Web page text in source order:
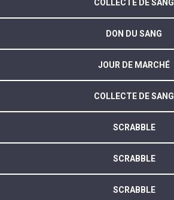
COLLECTE DE SANG
DON DU SANG
JOUR DE MARCHÉ
COLLECTE DE SANG
SCRABBLE
SCRABBLE
SCRABBLE